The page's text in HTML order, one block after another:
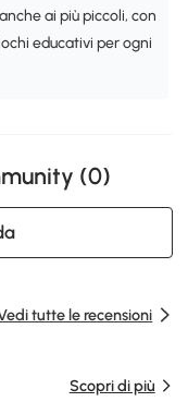
ai più piccoli, con
educativi per ogni
(0)
tutte le recensioni
Scopri di più